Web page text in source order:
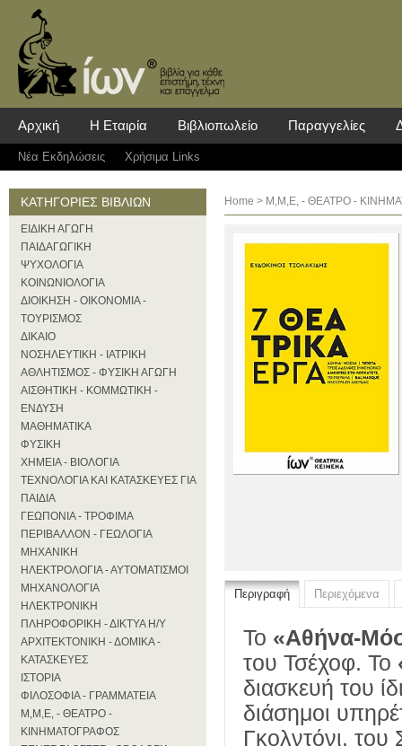
Αρχική Η Εταιρία Βιβλιοπωλείο Παραγγελίες
Νέα Eκδηλώσεις Χρήσιμα Links
ΚΑΤΗΓΟΡΙΕΣ ΒΙΒΛΙΩΝ
ΕΙΔΙΚΗ ΑΓΩΓΗ
ΠΑΙΔΑΓΩΓΙΚΗ
ΨΥΧΟΛΟΓΙΑ
ΚΟΙΝΩΝΙΟΛΟΓΙΑ
ΔΙΟΙΚΗΣΗ - ΟΙΚΟΝΟΜΙΑ -
ΤΟΥΡΙΣΜΟΣ
ΔΙΚΑΙΟ
ΝΟΣΗΛΕΥΤΙΚΗ - ΙΑΤΡΙΚΗ
ΑΘΛΗΤΙΣΜΟΣ - ΦΥΣΙΚΗ ΑΓΩΓΗ
ΑΙΣΘΗΤΙΚΗ - ΚΟΜΜΩΤΙΚΗ -
ΕΝΔΥΣΗ
ΜΑΘΗΜΑΤΙΚΑ
ΦΥΣΙΚΗ
ΧΗΜΕΙΑ - ΒΙΟΛΟΓΙΑ
ΤΕΧΝΟΛΟΓΙΑ ΚΑΙ ΚΑΤΑΣΚΕΥΕΣ ΓΙΑ
ΠΑΙΔΙΑ
ΓΕΩΠΟΝΙΑ - ΤΡΟΦΙΜΑ
ΠΕΡΙΒΑΛΛΟΝ - ΓΕΩΛΟΓΙΑ
ΜΗΧΑΝΙΚΗ
ΗΛΕΚΤΡΟΛΟΓΙΑ - ΑΥΤΟΜΑΤΙΣΜΟΙ
ΜΗΧΑΝΟΛΟΓΙΑ
ΗΛΕΚΤΡΟΝΙΚΗ
ΠΛΗΡΟΦΟΡΙΚΗ - ΔΙΚΤΥΑ Η/Υ
ΑΡΧΙΤΕΚΤΟΝΙΚΗ - ΔΟΜΙΚΑ -
ΚΑΤΑΣΚΕΥΕΣ
ΙΣΤΟΡΙΑ
ΦΙΛΟΣΟΦΙΑ - ΓΡΑΜΜΑΤΕΙΑ
Μ,Μ,Ε, - ΘΕΑΤΡΟ -
ΚΙΝΗΜΑΤΟΓΡΑΦΟΣ
Home > Μ,Μ,Ε, - ΘΕΑΤΡΟ -
Περιγραφή Περιεχόμενα
Το «Αθήνα-
του Τσέχοφ. Το
διασκευή του
διάσημοι
Γκολντόνι,